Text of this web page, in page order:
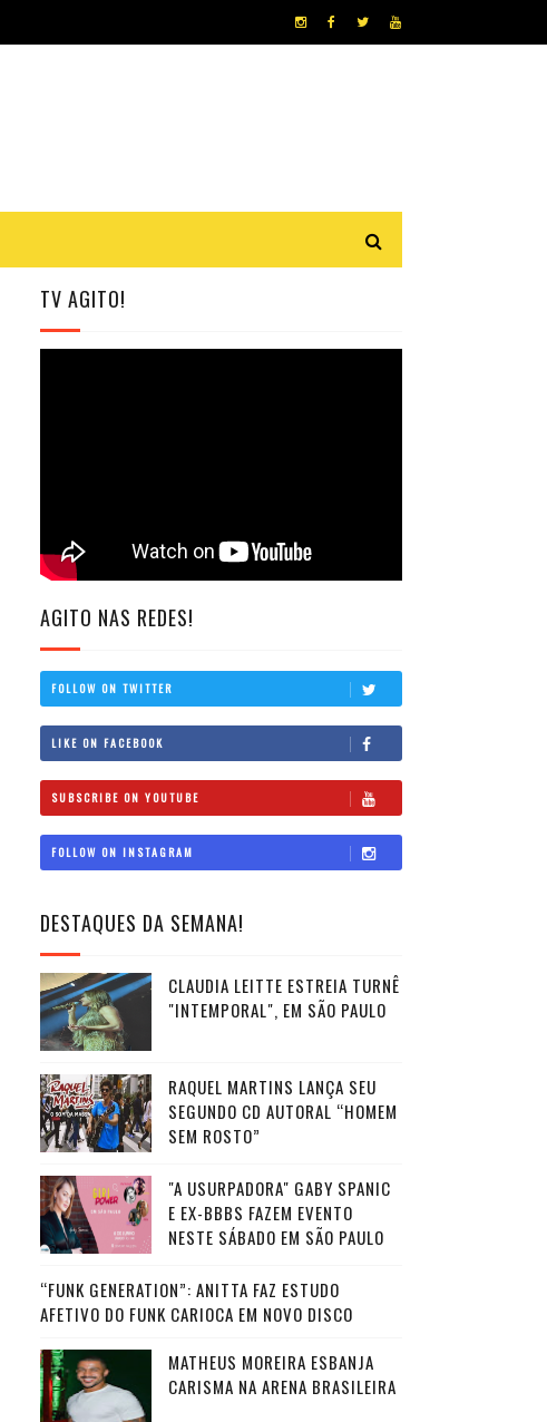
TV AGITO!
AGITO NAS REDES!
FOLLOW ON TWITTER
LIKE ON FACEBOOK
SUBSCRIBE ON YOUTUBE
FOLLOW ON INSTAGRAM
DESTAQUES DA SEMANA!
CLAUDIA LEITTE ESTREIA TURNÊ
"INTEMPORAL", EM SÃO PAULO
RAQUEL MARTINS LANÇA SEU
SEGUNDO CD AUTORAL “HOMEM
SEM ROSTO”
"A USURPADORA" GABY SPANIC
E EX-BBBS FAZEM EVENTO
NESTE SÁBADO EM SÃO PAULO
“FUNK GENERATION”: ANITTA FAZ ESTUDO
AFETIVO DO FUNK CARIOCA EM NOVO DISCO
MATHEUS MOREIRA ESBANJA
CARISMA NA ARENA BRASILEIRA